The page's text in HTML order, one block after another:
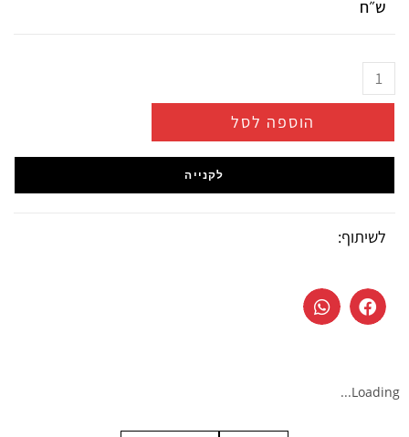
ש״ח
הוספה לסל
לקנייה
לשיתוף:
Loading...